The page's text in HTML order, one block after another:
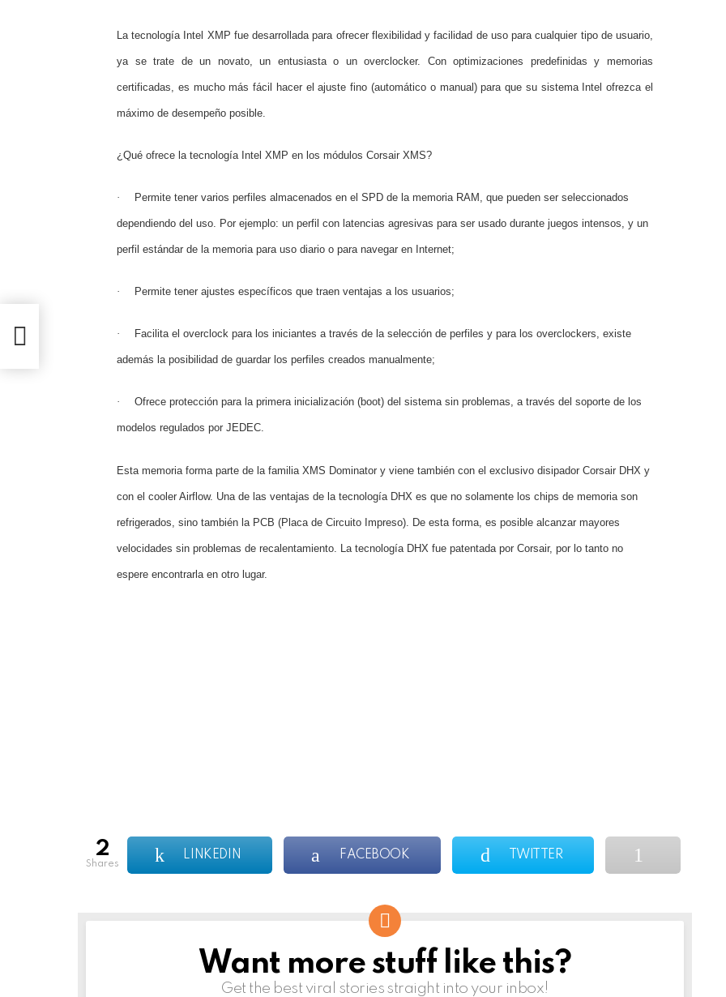
La tecnología Intel XMP fue desarrollada para ofrecer flexibilidad y facilidad de uso para cualquier tipo de usuario,
ya se trate de un novato, un entusiasta o un overclocker. Con optimizaciones predefinidas y memorias
certificadas, es mucho más fácil hacer el ajuste fino (automático o manual) para que su sistema Intel ofrezca el
máximo de desempeño posible.
¿Qué ofrece la tecnología Intel XMP en los módulos Corsair XMS?
· Permite tener varios perfiles almacenados en el SPD de la memoria RAM, que pueden ser seleccionados
dependiendo del uso. Por ejemplo: un perfil con latencias agresivas para ser usado durante juegos intensos, y un
perfil estándar de la memoria para uso diario o para navegar en Internet;
· Permite tener ajustes específicos que traen ventajas a los usuarios;
· Facilita el overclock para los iniciantes a través de la selección de perfiles y para los overclockers, existe
además la posibilidad de guardar los perfiles creados manualmente;
· Ofrece protección para la primera inicialización (boot) del sistema sin problemas, a través del soporte de los
modelos regulados por JEDEC.
Esta memoria forma parte de la familia XMS Dominator y viene también con el exclusivo disipador Corsair DHX y
con el cooler Airflow. Una de las ventajas de la tecnología DHX es que no solamente los chips de memoria son
refrigerados, sino también la PCB (Placa de Circuito Impreso). De esta forma, es posible alcanzar mayores
velocidades sin problemas de recalentamiento. La tecnología DHX fue patentada por Corsair, por lo tanto no
espere encontrarla en otro lugar.
2
shares
LINKEDIN FACEBOOK TWITTER
NEWSLETTERWant more stuff like this?
Get the best viral stories straight into your inbox!